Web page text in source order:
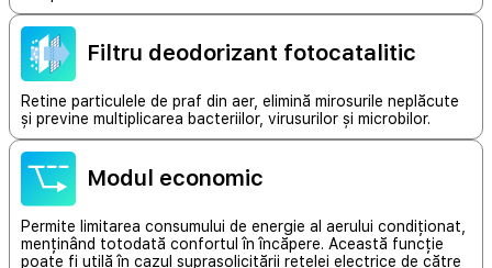
Filtru deodorizant fotocatalitic
Retine particulele de praf din aer, elimină mirosurile neplăcute
și previne multiplicarea bacteriilor, virusurilor și microbilor.
Modul economic
Permite limitarea consumului de energie al aerului condiționat,
menținând totodată confortul în încăpere. Această funcție
poate fi utilă în cazul suprasolicitării rețelei electrice de către